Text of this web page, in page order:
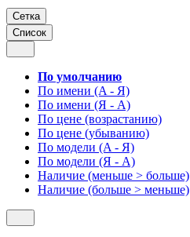
Сетка
Список
По умолчанию
По имени (A - Я)
По имени (Я - A)
По цене (возрастанию)
По цене (убыванию)
По модели (A - Я)
По модели (Я - A)
Наличие (меньше > больше)
Наличие (больше > меньше)